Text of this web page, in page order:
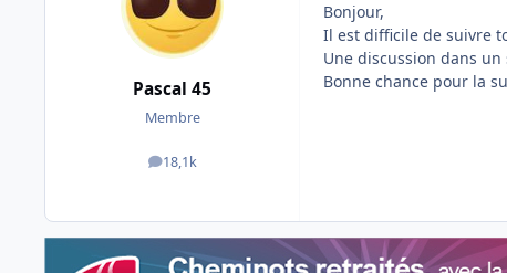
Pascal 45
Membre
18,1k
messages
Bonjour,
Il est difficile de suivre
Une discussion dans
Bonne chance pour la